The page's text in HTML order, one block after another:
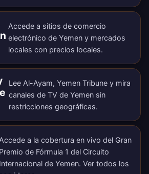
Accede a sitios de comercio
electrónico de Yemen y mercados
locales con precios locales.
Lee Al-Ayam, Yemen Tribune y mira
canales de TV de Yemen sin
restricciones geográficas.
Accede a la cobertura en vivo del Gran
Premio de Fórmula 1 del Circuito
Internacional de Yemen. Ver todos los